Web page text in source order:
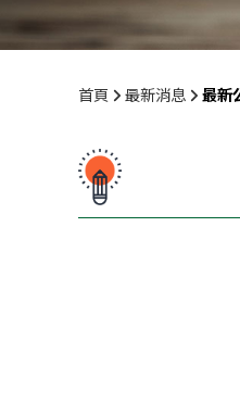
首頁 最新消息 最新